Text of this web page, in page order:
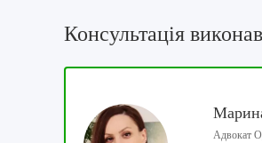
Консультація
Адвокат